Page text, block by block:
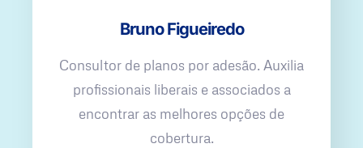
Bruno Figueiredo
Consultor de planos por adesão. Auxilia
profissionais liberais e associados a
encontrar as melhores opções de
cobertura.